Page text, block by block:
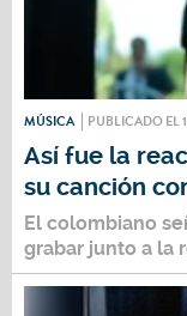
MÚSICA PUBLICADO EL
Así fue la
su canción
El colombiano
grabar junto a la